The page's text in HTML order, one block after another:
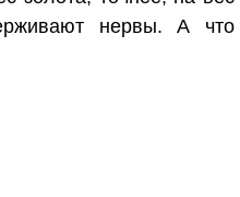
нервы. А что